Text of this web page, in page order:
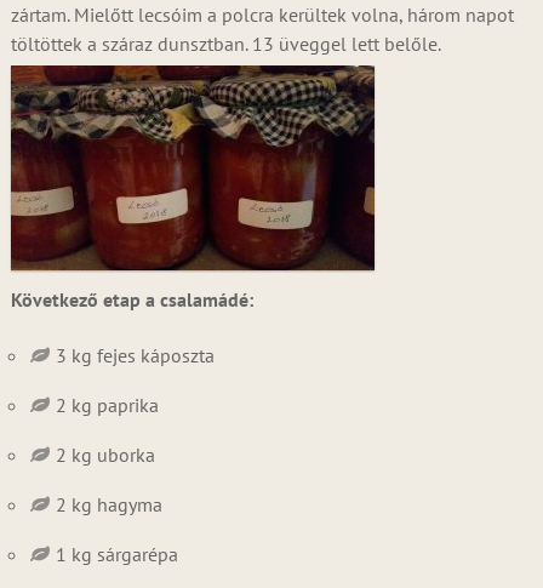
zártam. Mielőtt lecsóim a polcra kerültek volna, három napot
töltöttek a száraz dunsztban. 13 üveggel lett belőle.
Következő etap a csalamádé:
3 kg fejes káposzta
2 kg paprika
2 kg uborka
2 kg hagyma
1 kg sárgarépa